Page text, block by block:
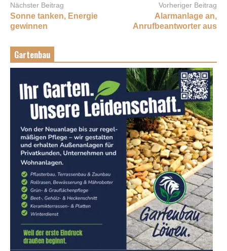
Nächster Beitrag
Sonne tanken, Energie
gewinnen
Vorheriger Beitrag
Alarmanlage an,
Anrufbeantworter aus
Gartenbau